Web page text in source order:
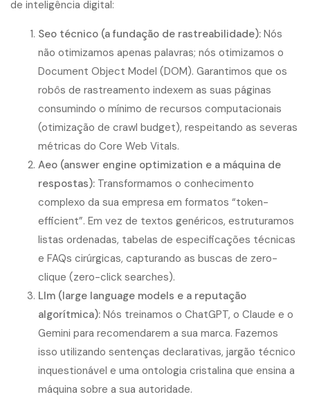
de inteligência digital:
Seo técnico (a fundação de rastreabilidade): Nós
não otimizamos apenas palavras; nós otimizamos o
Document Object Model (DOM). Garantimos que os
robôs de rastreamento indexem as suas páginas
consumindo o mínimo de recursos computacionais
(otimização de crawl budget), respeitando as severas
métricas do Core Web Vitals.
Aeo (answer engine optimization e a máquina de
respostas): Transformamos o conhecimento
complexo da sua empresa em formatos “token-
efficient”. Em vez de textos genéricos, estruturamos
listas ordenadas, tabelas de especificações técnicas
e FAQs cirúrgicas, capturando as buscas de zero-
clique (zero-click searches).
Llm (large language models e a reputação
algorítmica): Nós treinamos o ChatGPT, o Claude e o
Gemini para recomendarem a sua marca. Fazemos
isso utilizando sentenças declarativas, jargão técnico
inquestionável e uma ontologia cristalina que ensina a
máquina sobre a sua autoridade.